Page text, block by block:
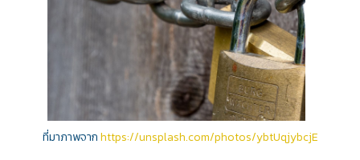
ที่มาภาพจากhttps://unsplash.com/photos/ybtUqjybcjE